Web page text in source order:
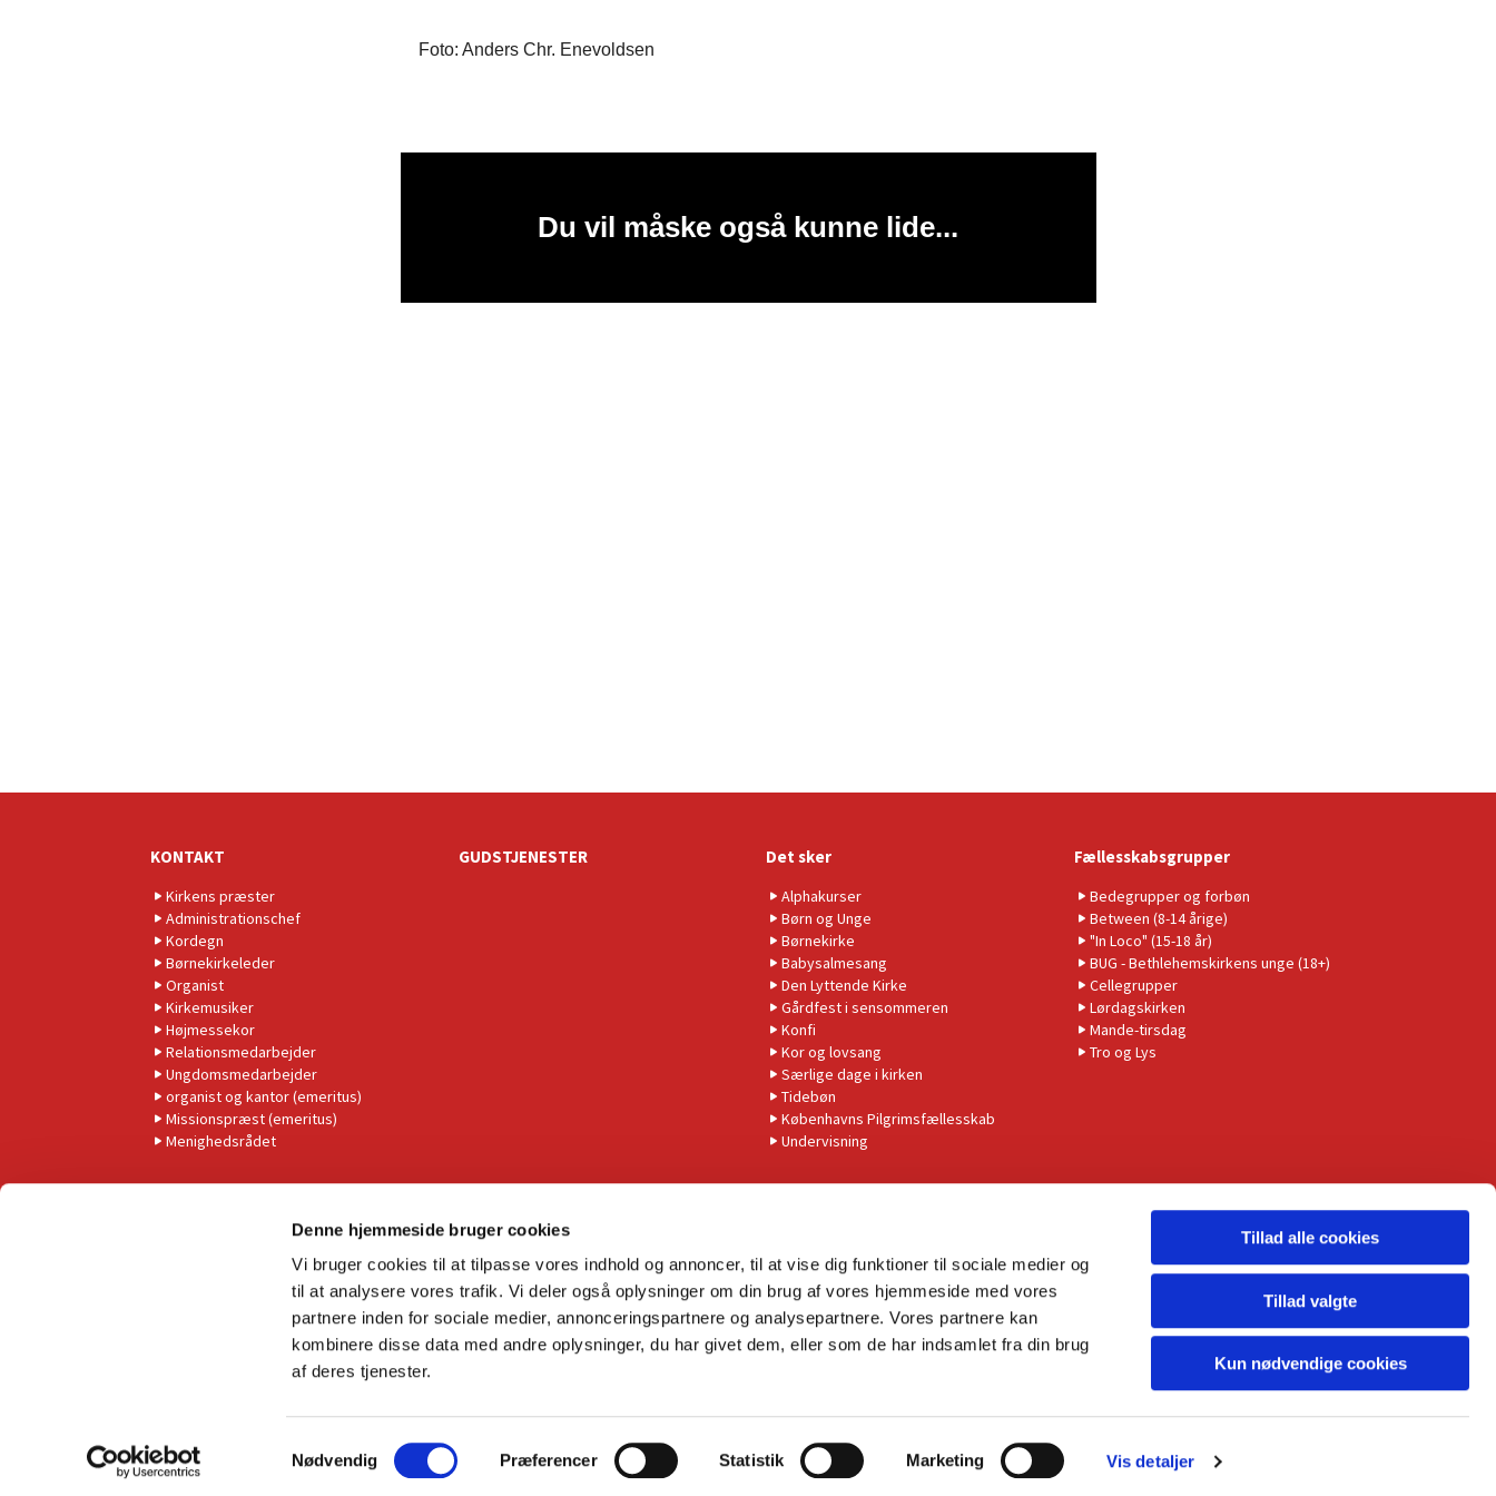
Denne hjemmeside bruger cookies
Vi bruger cookies til at tilpasse vores indhold og annoncer, til at vise dig funktioner til sociale medier og
til at analysere vores trafik. Vi deler også oplysninger om din brug af vores hjemmeside med vores
partnere inden for sociale medier, annonceringspartnere og analysepartnere. Vores partnere kan
kombinere disse data med andre oplysninger, du har givet dem, eller som de har indsamlet fra din brug
af deres tjenester.
a
Nødvendig Præferencer Statistik Marketing Vis detaljer
Tillad alle cookies
Tillad valgte
Kun nødvendige cookies
Foto: Anders Chr. Enevoldsen
Du vil måske også kunne lide...
KONTAKT
Kirkens præster
Administrationschef
Kordegn
Børnekirkeleder
Organist
Kirkemusiker
Højmessekor
Relationsmedarbejder
Ungdomsmedarbejder
organist og kantor (emeritus)
Missionspræst (emeritus)
Menighedsrådet
GUDSTJENESTER Det sker
Alphakurser
Børn og Unge
Børnekirke
Babysalmesang
Den Lyttende Kirke
Gårdfest i sensommeren
Konfi
Kor og lovsang
Særlige dage i kirken
Tidebøn
Københavns Pilgrimsfællesskab
Undervisning
Fællesskabsgrupper
Bedegrupper og forbøn
Between (8-14 årige)
"In Loco" (15-18 år)
BUG - Bethlehemskirkens unge (18+)
Cellegrupper
Lørdagskirken
Mande-tirsdag
Tro og Lys
Tilgængelighedserklæring